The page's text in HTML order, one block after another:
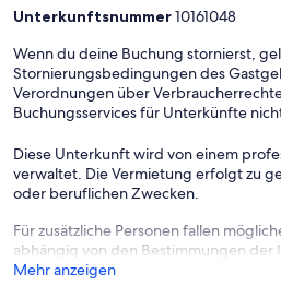
wahrhaft magischer Ort, der gute
Umkleidekabinen mit Duschen und
Sprung wagen möchten, gibt es auf
mit einer Länge von 3 und 5 Metern.
Aktivitäten und Wassersport lieben. Es
Boarding Park, hat aber auch ein Café
alle mit Meerblick und Zugang zu Sand.
- Kalvebod Fælled: Kalvebod Fælled
schönes Naturgebiet und ein
Insekten und Tiere. Sie können
Unterkunftsnummer10161048
Wenn du deine Buchung stornierst,
Stornierungsbedingungen des
Verordnungen über
Buchungsservices für Unterkünfte
Diese Unterkunft wird von einem
verwaltet. Die Vermietung erfolgt zu
oder beruflichen Zwecken.
Für zusätzliche Personen fallen
abhängig von den Bestimmungen der
Mehr anzeigen